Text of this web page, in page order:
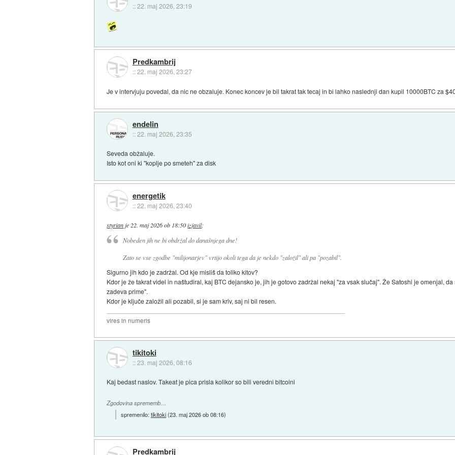
::22. maj 2026, 23:19
Predkambrij
::22. maj 2026, 23:27
Je v intervjuju povedal, da nic ne obzaluje. Konec koncev je bil takrat tak tecaj in bi lahko naslednji dan kupil 10000BTC za
endelin
::22. maj 2026, 23:35
Seveda obžaluje.
Isto kot oni ki "koplje po smeteh" za disk
energetik
::22. maj 2026, 23:40
styrian je 22. maj 2026 ob 18:50 izjavil:
Nobeden jih ne bi obdržal do današnjega dne!
Zato se vse zgodbe "milijonarjev" vrtijo okoli tega da je nekdo "založil" ali pa "pozabil".
Sigurno jih kdo je zadržal. Od kje misliš da toliko kitov?
Kdor je že takrat videl in naštudiral, kaj BTC dejansko je, jih je gotovo zadržal nekaj "za vsak slučaj". Že Satoshi je omenjal,
zadeva prime".
Kdor je ključe založil ali pozabil, si je sam kriv, saj ni bil resen.
vires in numeris
tikitoki
::23. maj 2026, 08:16
Kaj bedast naslov. Takeat je pica prisla kolikor so bili veredni bitcoini
Zgodovina sprememb…
spremenilo:tikitoki(23. maj 2026 ob 08:16)
Predkambrij